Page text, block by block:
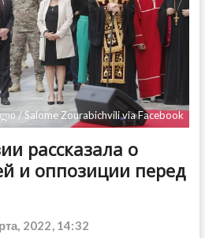
/ Salome Zourabichvili via Facebook
рассказала о
и оппозиции перед
2022, 14:32